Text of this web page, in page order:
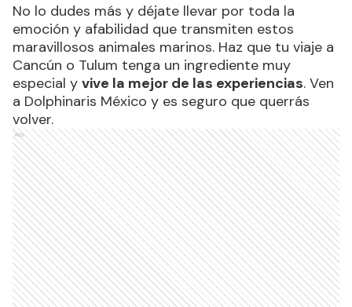
No lo dudes más y déjate llevar por toda la
emoción y afabilidad que transmiten estos
maravillosos animales marinos. Haz que tu viaje a
Cancún o Tulum tenga un ingrediente muy
especial y vive la mejor de las experiencias. Ven
a Dolphinaris México y es seguro que querrás
volver.
Ads